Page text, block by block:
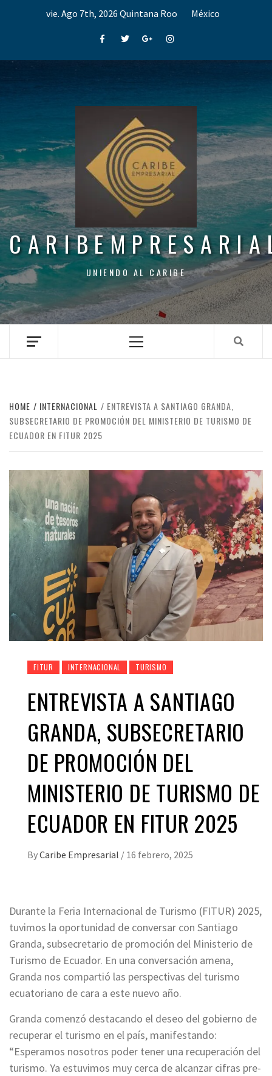
vie. Ago 7th, 2026 Quintana Roo México
FacebookTwitterGoogle+Instagram
UNIENDO AL CARIBE
Menu
HOME INTERNACIONAL
ENTREVISTA A SANTIAGO GRANDA,
SUBSECRETARIO DE PROMOCIÓN DEL MINISTERIO DE TURISMO DE
ECUADOR EN FITUR 2025
FITUR INTERNACIONAL TURISMO
ENTREVISTA A SANTIAGO
GRANDA, SUBSECRETARIO
DE PROMOCIÓN DEL
MINISTERIO DE TURISMO DE
ECUADOR EN FITUR 2025
ByCaribe Empresarial / 16 febrero, 2025
Durante la Feria Internacional de Turismo (FITUR) 2025,
tuvimos la oportunidad de conversar con Santiago
Granda, subsecretario de promoción del Ministerio de
Turismo de Ecuador. En una conversación amena,
Granda nos compartió las perspectivas del turismo
ecuatoriano de cara a este nuevo año.
Granda comenzó destacando el deseo del gobierno de
recuperar el turismo en el país, manifestando:
“Esperamos nosotros poder tener una recuperación del
turismo. Ya estuvimos muy cerca de alcanzar cifras pre-